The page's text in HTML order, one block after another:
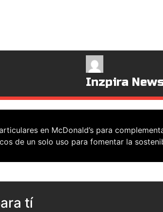
Inzpira
en McDonald’s para
de un solo uso para fomentar la
tí